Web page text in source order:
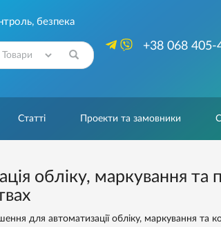
безпека
+38 068 405-
Статті Проекти та замовники
обліку, маркування та
для автоматизації обліку, маркування та